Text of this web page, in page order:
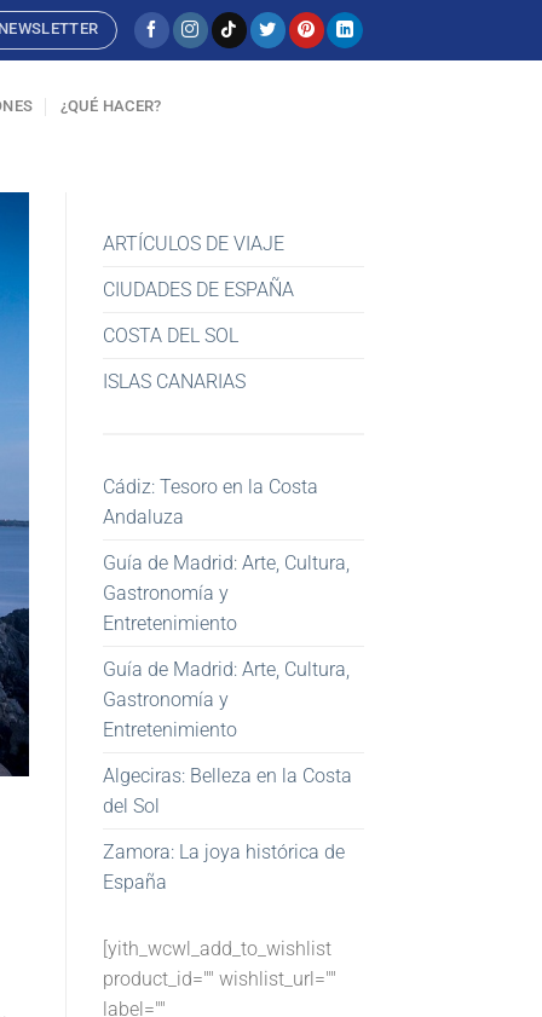
¿QUÉ HACER?
ARTÍCULOS DE VIAJE
CIUDADES DE ESPAÑA
COSTA DEL SOL
ISLAS CANARIAS
Cádiz: Tesoro en la Costa
Andaluza
Guía de Madrid: Arte, Cultura,
Gastronomía y
Entretenimiento
Guía de Madrid: Arte, Cultura,
Gastronomía y
Entretenimiento
Algeciras: Belleza en la Costa
del Sol
Zamora: La joya histórica de
España
[yith_wcwl_add_to_wishlist
product_id="" wishlist_url=""
label=""